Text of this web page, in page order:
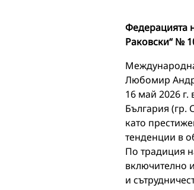
Федерацията
Раковски“ №
Любомир
16 май 2026 г.
България (гр.
като
тенденции в
По традиция
включително
и